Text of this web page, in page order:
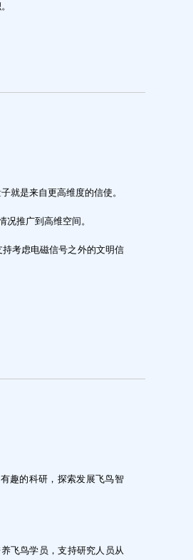
就是来自更高维度的信使。
况推广到高维空间。
考虑电磁信号之外的文明信
趣的科研，探索发展飞鸟智
飞鸟学员，支持研究人员从